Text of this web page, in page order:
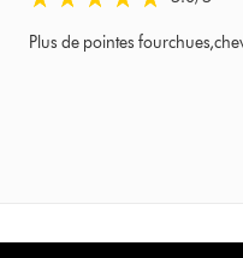
Plus de pointes